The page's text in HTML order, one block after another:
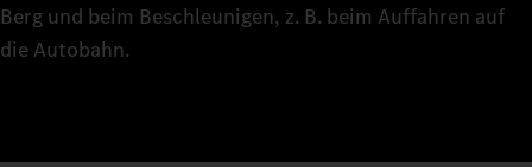
Berg und beim Beschleunigen, z. B. beim Auffahren auf
die Autobahn.